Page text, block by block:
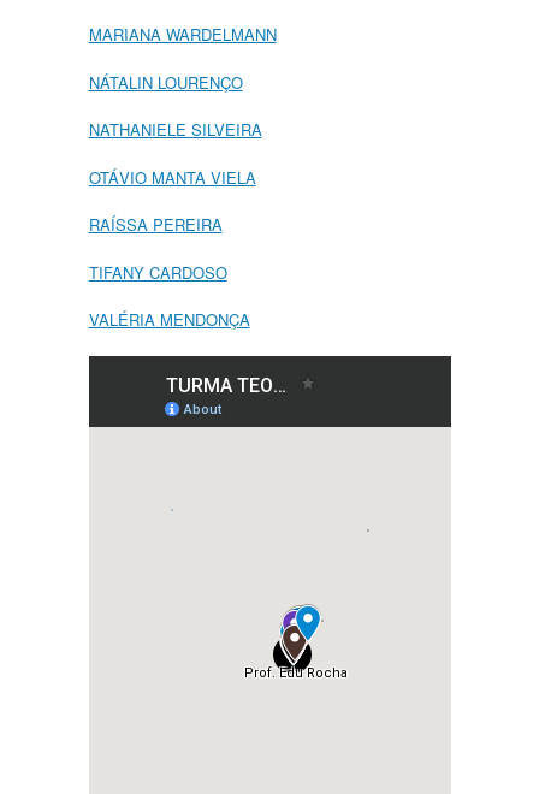
MARIANA WARDELMANN
NÁTALIN LOURENÇO
NATHANIELE SILVEIRA
OTÁVIO MANTA VIELA
RAÍSSA PEREIRA
TIFANY CARDOSO
VALÉRIA MENDONÇA